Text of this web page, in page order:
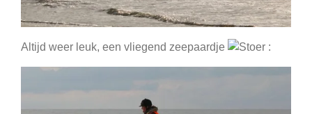
Altijd weer leuk, een vliegend zeepaardje :